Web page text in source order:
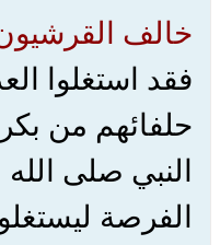
خالف القرشيون
فقد استغلوا
حلفائهم من
النبي صلى
الفرصة